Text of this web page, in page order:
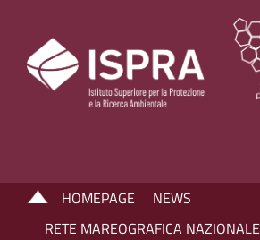
HOMEPAGE
NEWS
RETE MAREOGRAFICA NAZIONALE